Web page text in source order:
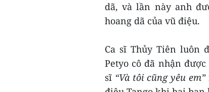
dã, và lần này anh
hoang dã của vũ điệu.
Ca sĩ Thủy Tiên luôn
Petyo cô đã nhận
sĩ “Và tôi cũng yêu em”